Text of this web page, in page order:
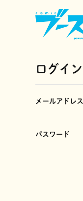
ログイン
メールアドレス
パスワード